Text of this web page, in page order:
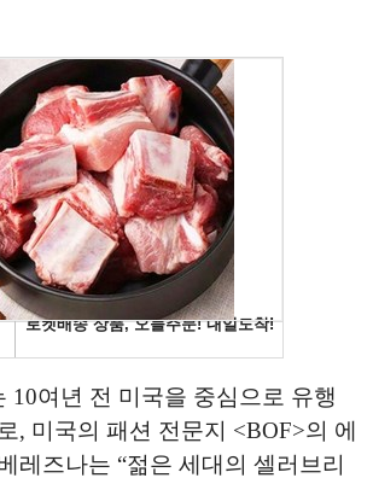
10여년 전 미국을 중심으로 유행
, 미국의 패션 전문지 <BOF>의 에
레즈나는 “젊은 세대의 셀러브리